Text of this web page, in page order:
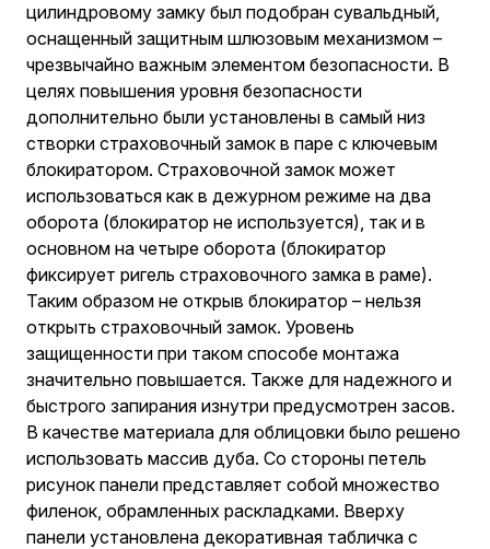
цилиндровому замку был подобран сувальдный,
оснащенный защитным шлюзовым механизмом –
чрезвычайно важным элементом безопасности. В
целях повышения уровня безопасности
дополнительно были установлены в самый низ
створки страховочный замок в паре с ключевым
блокиратором. Страховочной замок может
использоваться как в дежурном режиме на два
оборота (блокиратор не используется), так и в
основном на четыре оборота (блокиратор
фиксирует ригель страховочного замка в раме).
Таким образом не открыв блокиратор – нельзя
открыть страховочный замок. Уровень
защищенности при таком способе монтажа
значительно повышается. Также для надежного и
быстрого запирания изнутри предусмотрен засов.
В качестве материала для облицовки было решено
использовать массив дуба. Со стороны петель
рисунок панели представляет собой множество
филенок, обрамленных раскладками. Вверху
панели установлена декоративная табличка с